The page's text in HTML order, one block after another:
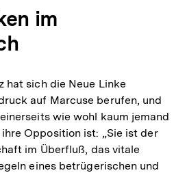
im
hat sich die Neue Linke
auf Marcuse berufen, und
wie wohl kaum jemand
Opposition ist: „Sie ist der
im Überfluß, das vitale
eines betrügerischen und